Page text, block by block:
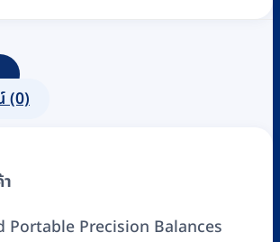
(0)
Portable Precision Balances